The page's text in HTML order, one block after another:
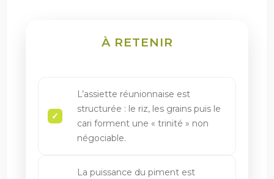
À RETENIR
L’assiette réunionnaise est
structurée : le riz, les grains puis le
cari forment une « trinité » non
négociable.
La puissance du piment est